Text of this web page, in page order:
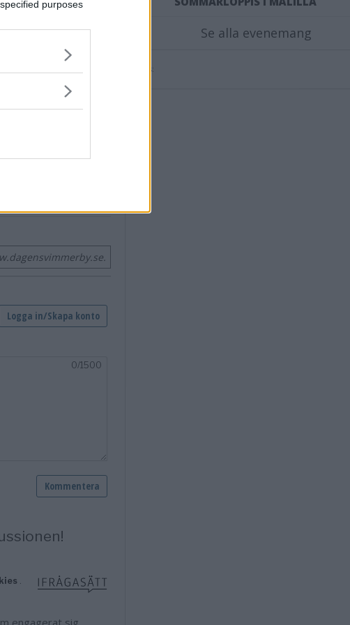
purposes
ökar
Se alla evenemang
Annons: